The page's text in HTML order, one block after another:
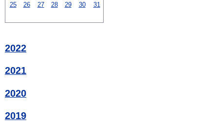
25
26 27 28 29 30 31
2022
2021
2020
2019